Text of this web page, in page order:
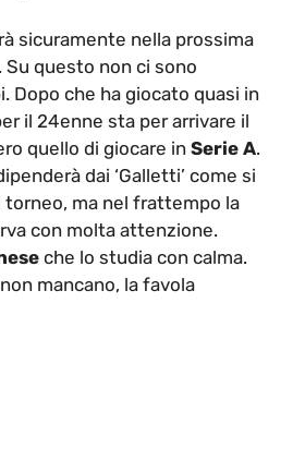
sicuramente nella prossima
questo non ci sono
Dopo che ha giocato quasi in
il 24enne sta per arrivare il
quello di giocare in Serie A.
dai ‘Galletti’ come si
ma nel frattempo la
con molta attenzione.
che lo studia con calma.
mancano, la favola